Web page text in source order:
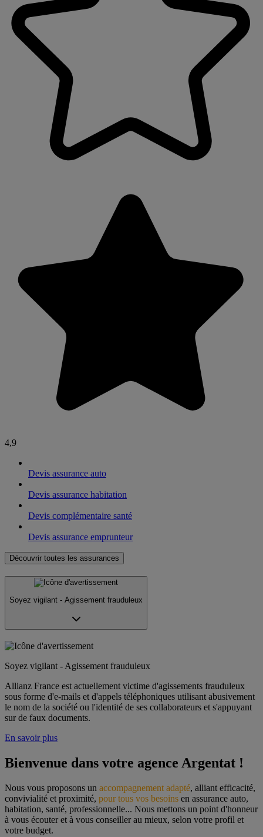
4,9
Devis assurance auto
Devis assurance habitation
Devis complémentaire santé
Devis assurance emprunteur
Découvrir toutes les assurances
Soyez vigilant - Agissement frauduleux
Soyez vigilant - Agissement frauduleux
Allianz France est actuellement victime d'agissements frauduleux
sous forme d'e-mails et d'appels téléphoniques utilisant abusivement
le nom de la société ou l'identité de ses collaborateurs et s'appuyant
sur de faux documents.
En savoir plus
Bienvenue dans votre agence Argentat !
Nous vous proposons un accompagnement adapté, alliant efficacité,
convivialité et proximité, pour tous vos besoins en assurance auto,
habitation, santé, professionnelle... Nous mettons un point d'honneur
à vous écouter et à vous conseiller au mieux, selon votre profil et
votre budget.